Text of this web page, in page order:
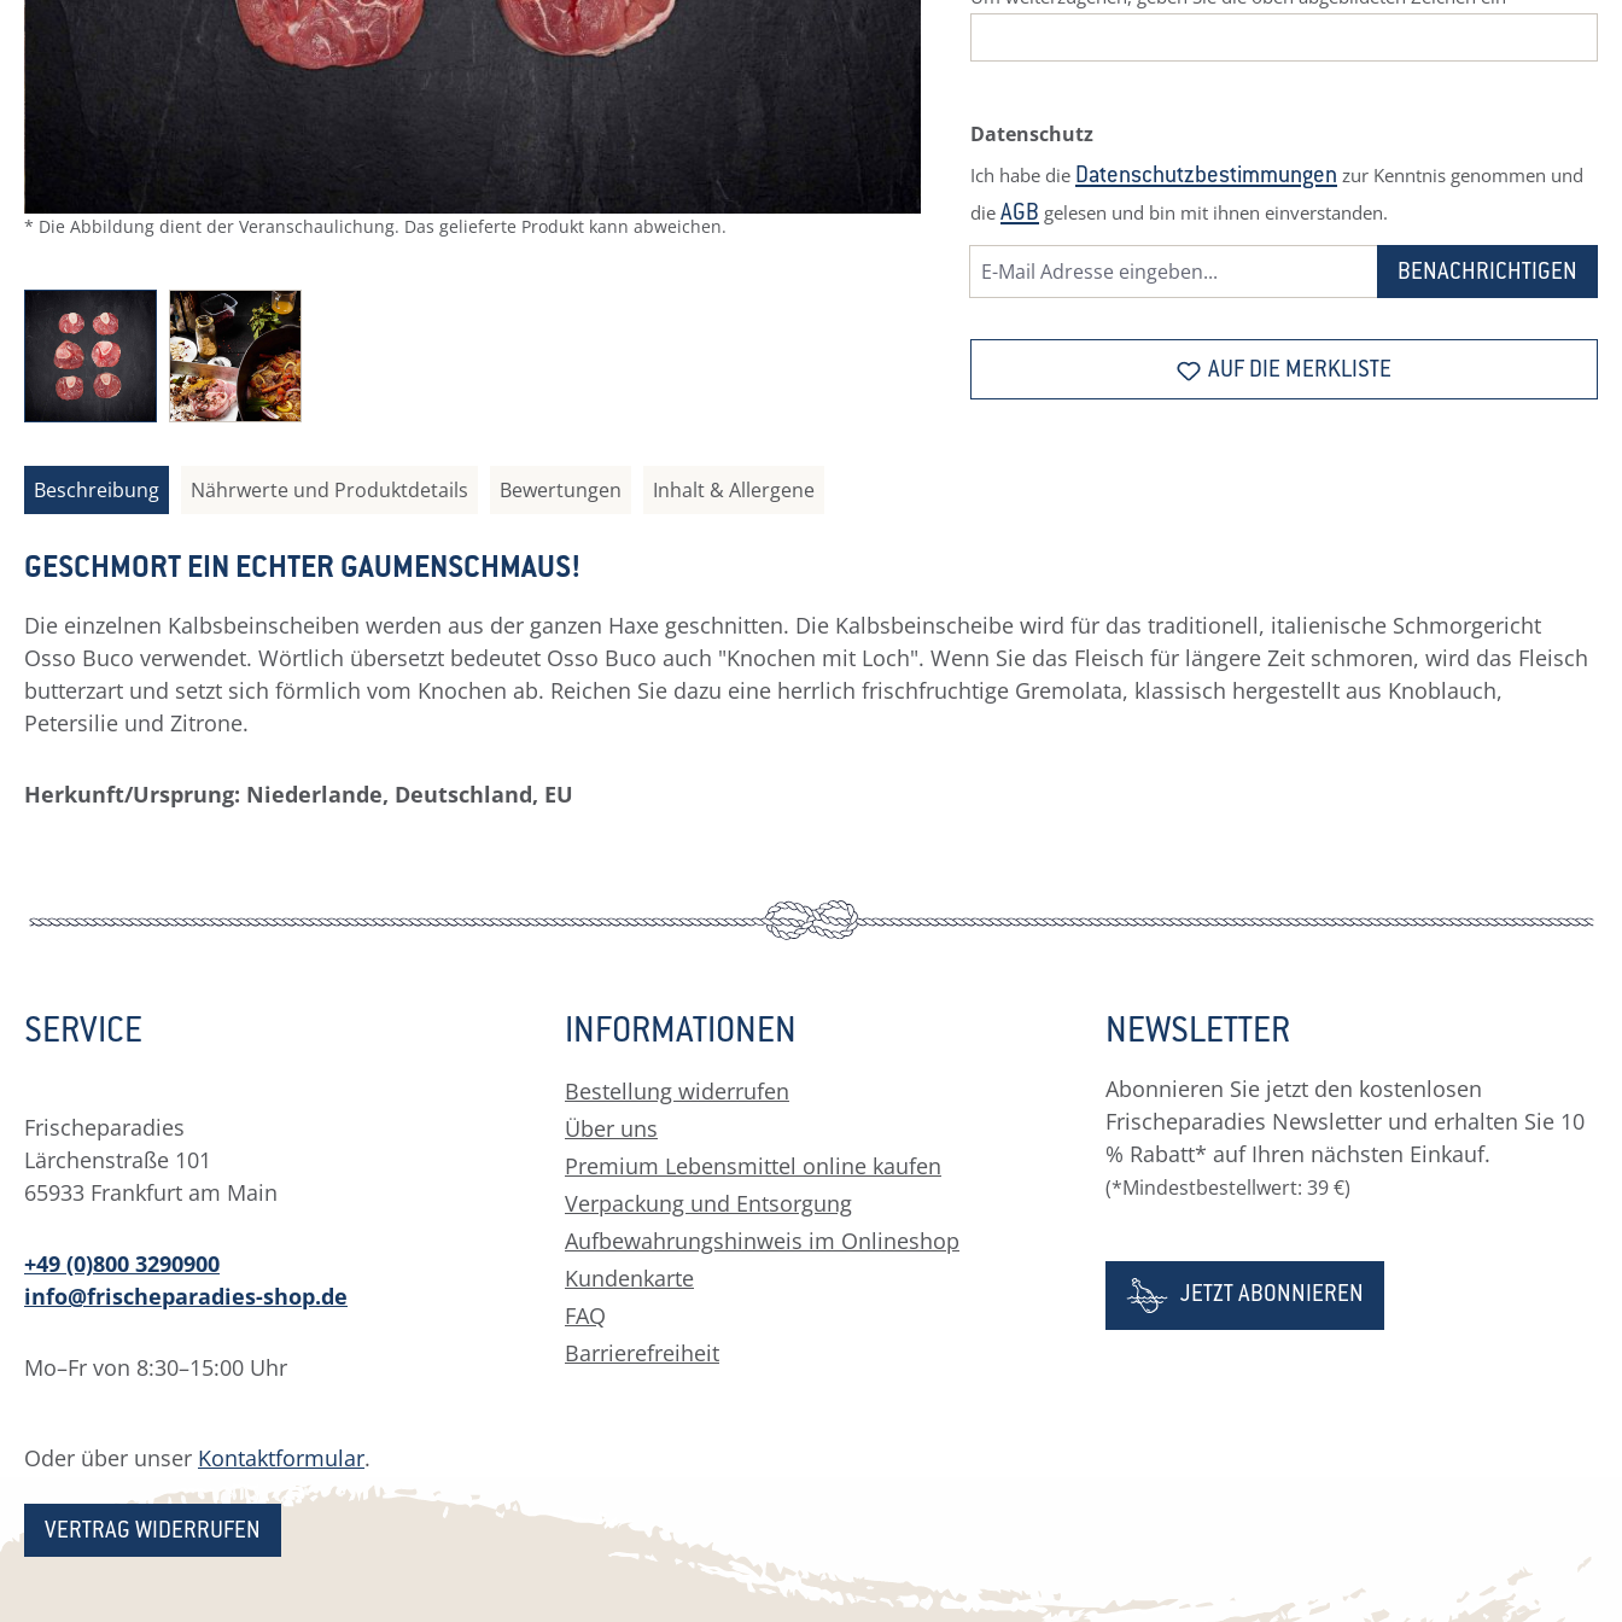
* Die Abbildung dient der Veranschaulichung. Das gelieferte Produkt kann abweichen.
Datenschutz
Ich habe die Datenschutzbestimmungen zur Kenntnis genommen und
die AGB gelesen und bin mit ihnen einverstanden.
BENACHRICHTIGEN
AUF DIE MERKLISTE
Beschreibung Nährwerte und Produktdetails Bewertungen Inhalt & Allergene
GESCHMORT EIN ECHTER GAUMENSCHMAUS!
Die einzelnen Kalbsbeinscheiben werden aus der ganzen Haxe geschnitten. Die Kalbsbeinscheibe wird für das traditionell, italienische Schmorgericht
Osso Buco verwendet. Wörtlich übersetzt bedeutet Osso Buco auch "Knochen mit Loch". Wenn Sie das Fleisch für längere Zeit schmoren, wird das Fleisch
butterzart und setzt sich förmlich vom Knochen ab. Reichen Sie dazu eine herrlich frischfruchtige Gremolata, klassisch hergestellt aus Knoblauch,
Petersilie und Zitrone.
Herkunft/Ursprung: Niederlande, Deutschland, EU
SERVICE
Frischeparadies
Lärchenstraße 101
65933 Frankfurt am Main
+49 (0)800 3290900
info@frischeparadies-shop.de
Mo–Fr von 8:30–15:00 Uhr
Oder über unser Kontaktformular.
VERTRAG WIDERRUFEN
INFORMATIONEN
Bestellung widerrufen
Über uns
Premium Lebensmittel online kaufen
Verpackung und Entsorgung
Aufbewahrungshinweis im Onlineshop
Kundenkarte
FAQ
Barrierefreiheit
NEWSLETTER
Abonnieren Sie jetzt den kostenlosen
Frischeparadies Newsletter und erhalten Sie 10
% Rabatt* auf Ihren nächsten Einkauf.
(*Mindestbestellwert: 39 €)
JETZT ABONNIEREN